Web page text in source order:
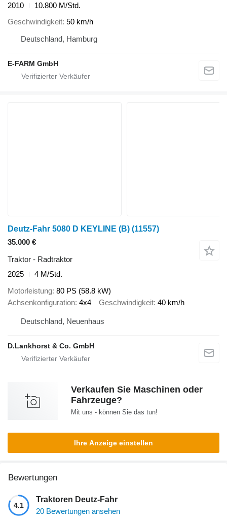
2010
10.800 M/Std.
Geschwindigkeit 50 km/h
Deutschland, Hamburg
E-FARM GmbH
Deutz-Fahr 5080 D KEYLINE (B) (11557)
35.000 €
Traktor - Radtraktor
2025
4 M/Std.
Motorleistung 80 PS (58.8 kW)
Achsenkonfiguration 4x4 Geschwindigkeit 40 km/h
Deutschland, Neuenhaus
D.Lankhorst & Co. GmbH
Verkaufen Sie Maschinen oder
Fahrzeuge?
Mit uns - können Sie das tun!
Ihre Anzeige einstellen
Bewertungen
4.1
Traktoren Deutz-Fahr
20 Bewertungen ansehen